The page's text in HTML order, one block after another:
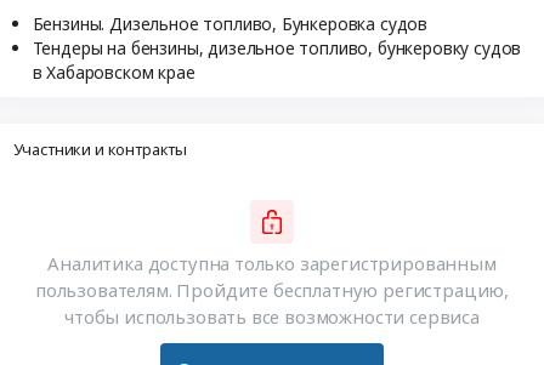
Бензины. Дизельное топливо, Бункеровка судов
Тендеры на бензины, дизельное топливо, бункеровку судов
в Хабаровском крае
Участники и контракты
Аналитика доступна только зарегистрированным
пользователям. Пройдите бесплатную регистрацию,
чтобы использовать все возможности сервиса